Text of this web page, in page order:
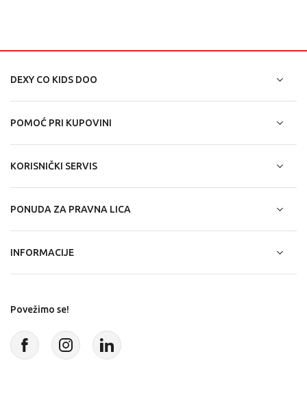
DEXY CO KIDS DOO
POMOĆ PRI KUPOVINI
KORISNIČKI SERVIS
PONUDA ZA PRAVNA LICA
INFORMACIJE
Povežimo se!